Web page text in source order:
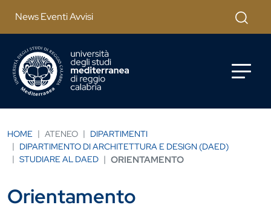
News Eventi Avvisi Cerca
HOME ATENEO
DIPARTIMENTI
DIPARTIMENTO DI ARCHITETTURA E DESIGN (DAED)
STUDIARE AL DAED
ORIENTAMENTO
Orientamento